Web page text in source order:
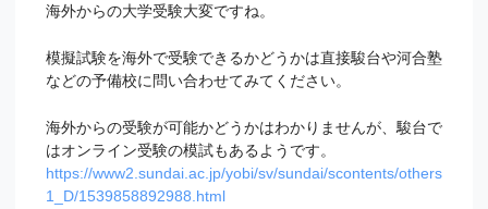
海外からの大学受験大変ですね。
模擬試験を海外で受験できるかどうかは直接駿台や河合塾
などの予備校に問い合わせてみてください。
海外からの受験が可能かどうかはわかりませんが、駿台で
はオンライン受験の模試もあるようです。
https://www2.sundai.ac.jp/yobi/sv/sundai/scontents/others
1_D/1539858892988.html